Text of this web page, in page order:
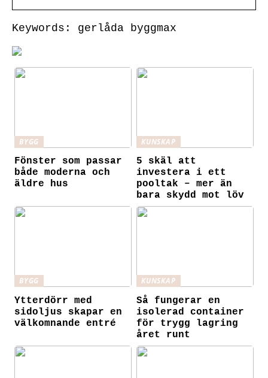
Keywords: gerlåda byggmax
BYGG
Fönster som passar
både moderna och
äldre hus
KUNSKAP
5 skäl att
investera i ett
pooltak – mer än
bara skydd mot löv
BYGG
Ytterdörr med
sidoljus skapar en
välkomnande entré
KUNSKAP
Så fungerar en
isolerad container
för trygg lagring
året runt